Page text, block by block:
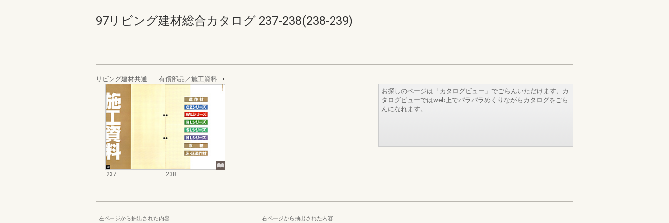
97リビング建材総合カタログ 237-238(238-239)
リビング建材共通 有償部品／施工資料
237 238
お探しのページは「カタログビュー」でごらんいただけます。カ
タログビューではweb上でパラパラめくりながらカタログをごら
んになれます。
左ページから抽出された内容
右ページから抽出された内容